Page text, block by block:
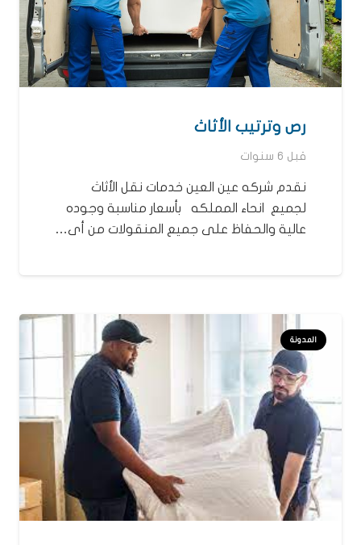
رص وترتيب الأثاث
قبل 6 سنوات
نقدم شركه عين العين خدمات نقل الأثاث
لجميع انحاء المملكه بأسعار مناسبة وجوده
عالية والحفاظ على جميع المنقولات من أى…
المدونة